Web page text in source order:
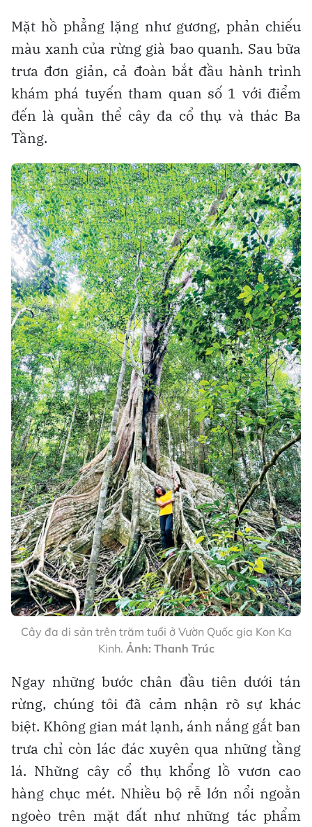
Mặt hồ phẳng lặng như gương, phản chiếu
màu xanh của rừng già bao quanh. Sau bữa
trưa đơn giản, cả đoàn bắt đầu hành trình
khám phá tuyến tham quan số 1 với điểm
đến là quần thể cây đa cổ thụ và thác Ba
Tầng.
Cây đa di sản trên trăm tuổi ở Vườn Quốc gia Kon Ka
Kinh. Ảnh: Thanh Trúc
Ngay những bước chân đầu tiên dưới tán
rừng, chúng tôi đã cảm nhận rõ sự khác
biệt. Không gian mát lạnh, ánh nắng gắt ban
trưa chỉ còn lác đác xuyên qua những tầng
lá. Những cây cổ thụ khổng lồ vươn cao
hàng chục mét. Nhiều bộ rễ lớn nổi ngoằn
ngoèo trên mặt đất như những tác phẩm